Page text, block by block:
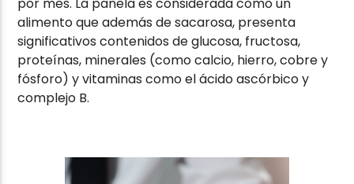
alimento que además de sacarosa, presenta
significativos contenidos de glucosa, fructosa,
proteínas, minerales (como calcio, hierro, cobre y
fósforo) y vitaminas como el ácido ascórbico y
complejo B.